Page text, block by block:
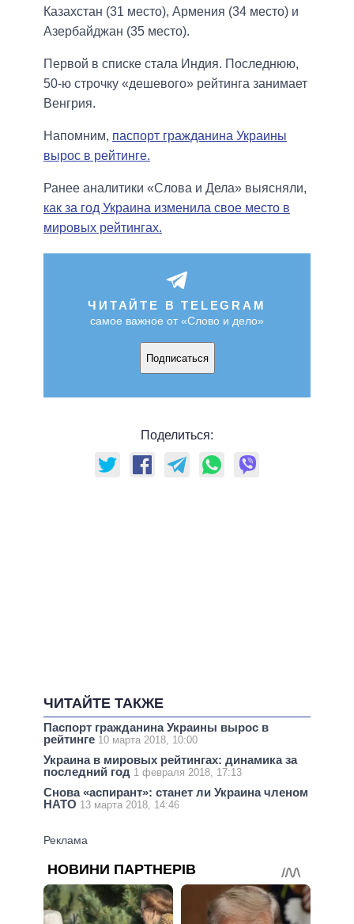
Казахстан (31 место), Армения (34 место) и
Азербайджан (35 место).
Первой в списке стала Индия. Последнюю,
50-ю строчку «дешевого» рейтинга занимает
Венгрия.
Напомним, паспорт гражданина Украины
вырос в рейтинге.
Ранее аналитики «Слова и Дела» выясняли,
как за год Украина изменила свое место в
мировых рейтингах.
ЧИТАЙТЕ В TELEGRAM
самое важное от «Слово и дело»
Подписаться
Поделиться:
ЧИТАЙТЕ ТАКЖЕ
Паспорт гражданина Украины вырос в
рейтинге 10 марта 2018, 10:00
Украина в мировых рейтингах: динамика за
последний год 1 февраля 2018, 17:13
Снова «аспирант»: станет ли Украина членом
НАТО 13 марта 2018, 14:46